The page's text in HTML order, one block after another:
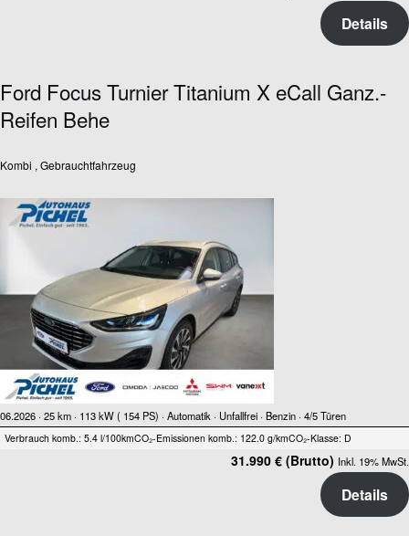
Details
Ford Focus Turnier Titanium X eCall Ganz.-
Reifen Behe
Kombi , Gebrauchtfahrzeug
06.2026 · 25 km · 113 kW ( 154 PS) · Automatik · Unfallfrei · Benzin · 4/5 Türen
Verbrauch komb.: 5.4 l/100kmCO₂-Emissionen komb.: 122.0 g/kmCO₂-Klasse: D
31.990 € (Brutto) Inkl. 19% MwSt.
Details